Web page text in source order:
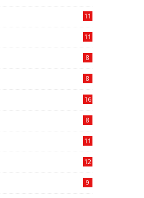
11
11
8
8
16
8
11
12
9